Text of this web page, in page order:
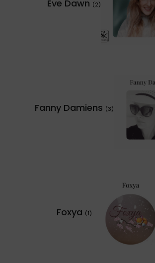
Eve Dawn (2)
Fanny Damiens (3)
Foxya (1)